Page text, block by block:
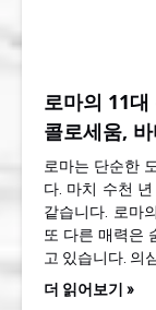
로마의 11
콜로세움,
로마는 단순한
다. 마치 수천
같습니다. 로마
또 다른 매력은
고 있습니다. 의
더 읽어보기 »